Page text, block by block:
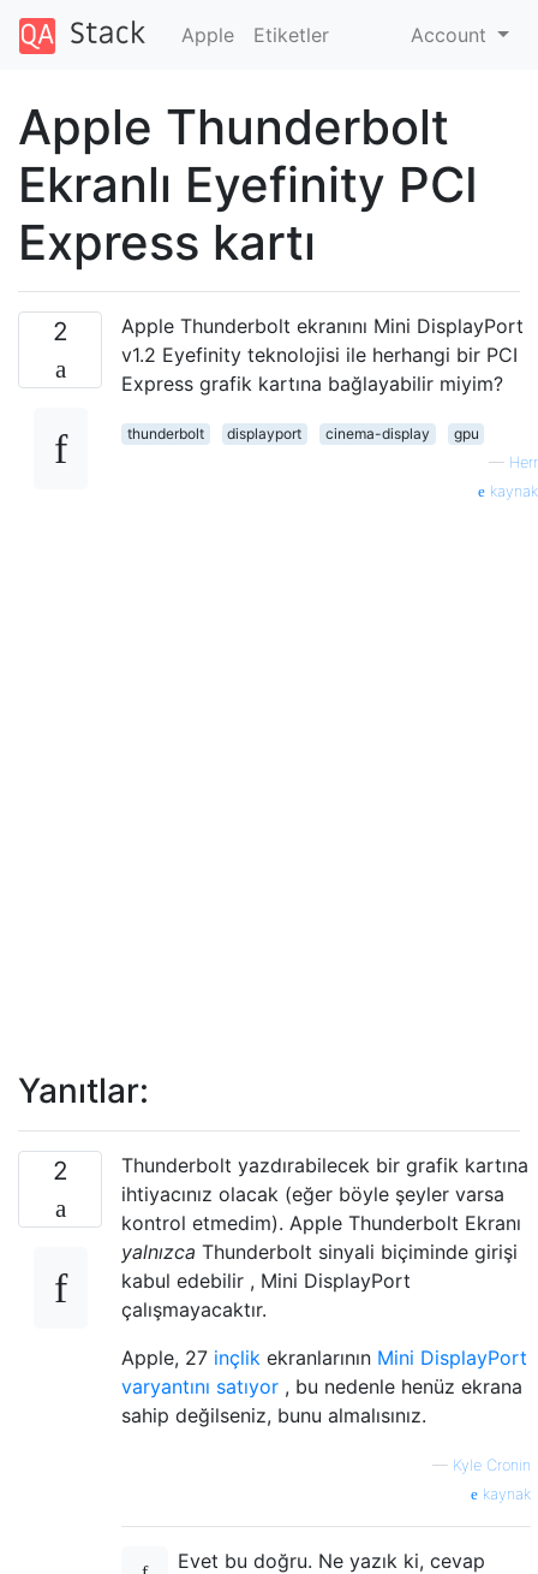
Apple Etiketler Account
Apple Thunderbolt
Ekranlı Eyefinity PCI
Express kartı
2
Apple Thunderbolt ekranını Mini DisplayPort
v1.2 Eyefinity teknolojisi ile herhangi bir PCI
Express grafik kartına bağlayabilir miyim?
thunderbolt displayport cinema-display
gpu
— Herr
kaynak
Yanıtlar:
2
Thunderbolt yazdırabilecek bir grafik kartına
ihtiyacınız olacak (eğer böyle şeyler varsa
kontrol etmedim). Apple Thunderbolt Ekranı
yalnızca Thunderbolt sinyali biçiminde girişi
kabul edebilir , Mini DisplayPort
çalışmayacaktır.
Apple, 27 inçlik ekranlarının Mini DisplayPort
varyantını satıyor , bu nedenle henüz ekrana
sahip değilseniz, bunu almalısınız.
— Kyle Cronin
kaynak
Evet bu doğru. Ne yazık ki, cevap